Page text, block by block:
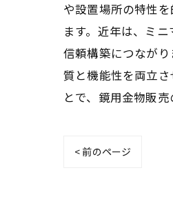
や設置場所の特性
ます。近年は、ミ
信頼構築につなが
質と機能性を両立
とで、鏡用金物販売
< 前のページ